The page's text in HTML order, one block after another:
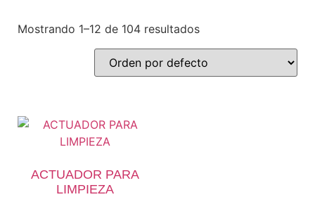
Mostrando 1–12 de 104 resultados
ACTUADOR PARA
LIMPIEZA